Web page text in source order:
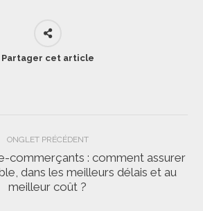
Partager cet article
ONGLET PRÉCÉDENT
Onglet
précédent
commerçants : comment assurer
dans les meilleurs délais et au
meilleur coût ?